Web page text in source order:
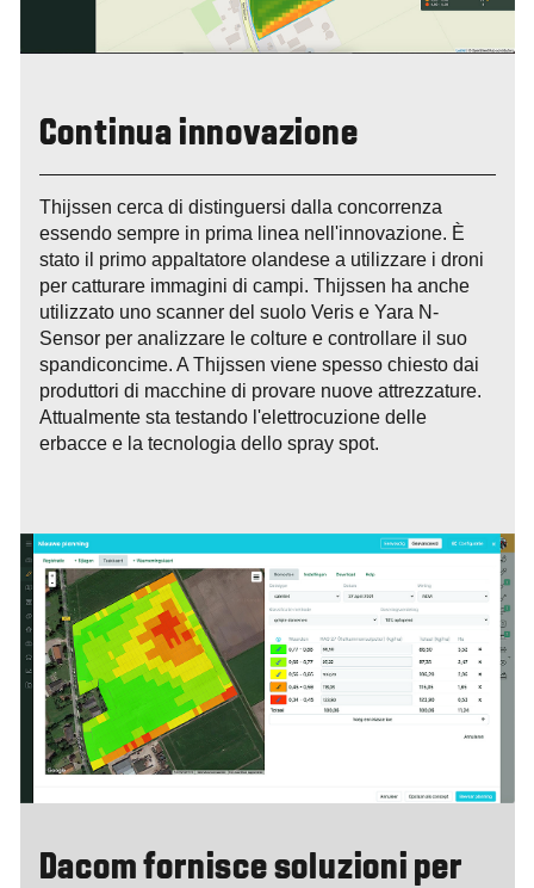
Continua innovazione
Thijssen cerca di distinguersi dalla concorrenza
essendo sempre in prima linea nell'innovazione. È
stato il primo appaltatore olandese a utilizzare i droni
per catturare immagini di campi. Thijssen ha anche
utilizzato uno scanner del suolo Veris e Yara N-
Sensor per analizzare le colture e controllare il suo
spandiconcime. A Thijssen viene spesso chiesto dai
produttori di macchine di provare nuove attrezzature.
Attualmente sta testando l'elettrocuzione delle
erbacce e la tecnologia dello spray spot.
Dacom fornisce soluzioni per